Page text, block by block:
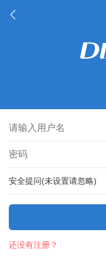
安全提问(未设置请忽略)
还没有注册？